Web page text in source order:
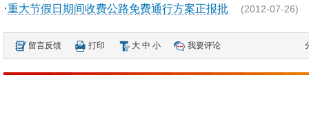
·重大节假日期间收费公路免费通行方案正报批 (2012-07-26)
留言反馈 打印 大 中 小 我要评论